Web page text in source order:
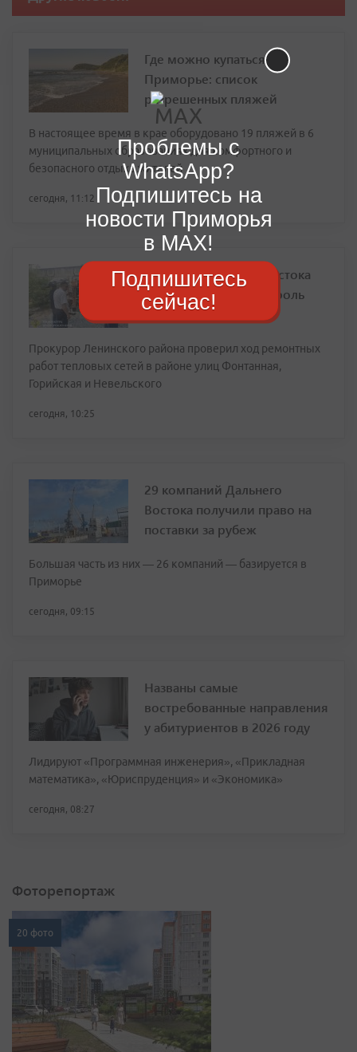
Где можно купаться в
Приморье: список
разрешенных пляжей
В настоящее время в крае оборудовано 19 пляжей в 6
муниципальных образованиях для комфортного и
безопасного отдыха жителей
сегодня, 11:12
Прокуратура Владивостока
взяла на особый контроль
ремонт теплотрасс
Прокурор Ленинского района проверил ход ремонтных
работ тепловых сетей в районе улиц Фонтанная,
Горийская и Невельского
сегодня, 10:25
29 компаний Дальнего
Востока получили право на
поставки за рубеж
Большая часть из них — 26 компаний — базируется в
Приморье
сегодня, 09:15
Названы самые
востребованные направления
у абитуриентов в 2026 году
Лидируют «Программная инженерия», «Прикладная
математика», «Юриспруденция» и «Экономика»
сегодня, 08:27
Фоторепортаж
20 фото
Проблемы с
WhatsApp?
Подпишитесь на
новости Приморья
в MAX!
Подпишитесь
сейчас!